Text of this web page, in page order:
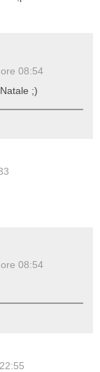
08:54
;)
08:54